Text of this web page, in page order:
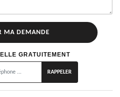
GRATUITEMENT